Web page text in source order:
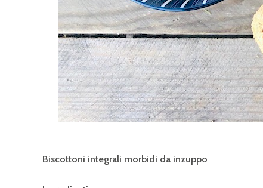
Biscottoni integrali morbidi da inzuppo